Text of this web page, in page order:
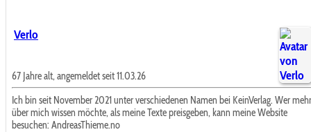
Verlo
67 Jahre alt, angemeldet seit 11.03.26
Ich bin seit November 2021 unter verschiedenen Namen bei KeinVerlag. Wer mehr
über mich wissen möchte, als meine Texte preisgeben, kann meine Website
besuchen: AndreasThieme.no